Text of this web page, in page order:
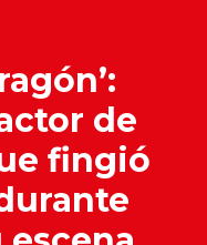
de
fingió